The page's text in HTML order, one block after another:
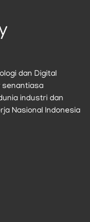
dan Digital
senantiasa
industri dan
Nasional Indonesia